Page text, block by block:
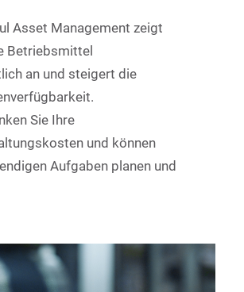
Asset Management zeigt
Betriebsmittel
an und steigert die
Sie Ihre
und können
Aufgaben planen und